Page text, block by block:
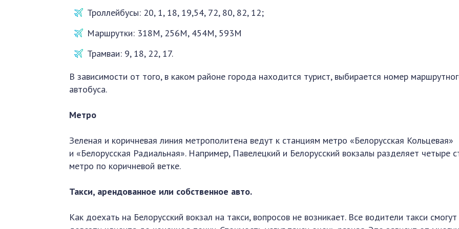
Троллейбусы: 20, 1, 18, 19,54, 72, 80, 82, 12;
Маршрутки: 318М, 256М, 454М, 593М
Трамваи: 9, 18, 22, 17.
В зависимости от того, в каком районе города находится турист, выбирается номер
автобуса.
Метро
Зеленая и коричневая линия метрополитена ведут к станциям метро «Белорусская Кольцевая»
и «Белорусская Радиальная». Например, Павелецкий и Белорусский вокзалы разделяет четыре
метро по коричневой ветке.
Такси, арендованное или собственное авто.
Как доехать на Белорусский вокзал на такси, вопросов не возникает. Все водители такси смогут